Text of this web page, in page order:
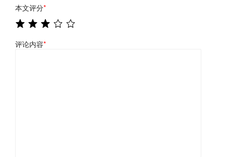
本文评分*
评论内容*